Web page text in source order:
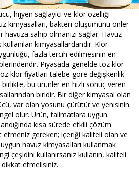
hijyen sağlayıcı ve klor özelliği
kimyasalları, bakteri oluşumunu önler
havuza sahip olmanızı sağlar. Havuz
kimyasallardandır. Klor
fazla tercih edilmesinin en
Piyasada genelde toz klor
klor fiyatları talebe göre değişkenlik
bu ürünler en hızlı sonuç veren
biridir. Bir diğer kimyasal olan
var olan yosunu çürütür ve yenisinin
olur. Ürün, talimatlara uygun
kısa sürede etkili çözüm
etmeniz gereken; içeriği kaliteli olan ve
havuz kimyasalları kullanmak
çeşidini kullanırsanız kullanın, kaliteli
etmelisiniz.